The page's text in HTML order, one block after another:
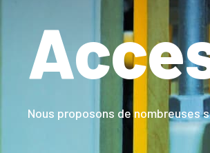
Nous proposons de nombreuses